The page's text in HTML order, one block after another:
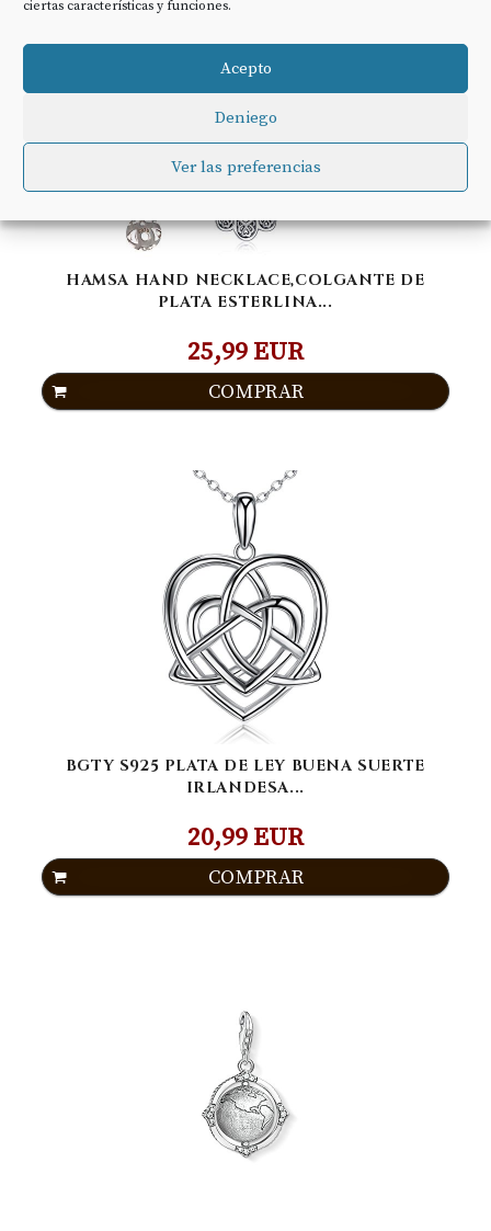
ciertas características y funciones.
Acepto
Deniego
Ver las preferencias
HAMSA HAND NECKLACE,COLGANTE DE
PLATA ESTERLINA...
25,99 EUR
COMPRAR
BGTY S925 PLATA DE LEY BUENA SUERTE
IRLANDESA...
20,99 EUR
COMPRAR